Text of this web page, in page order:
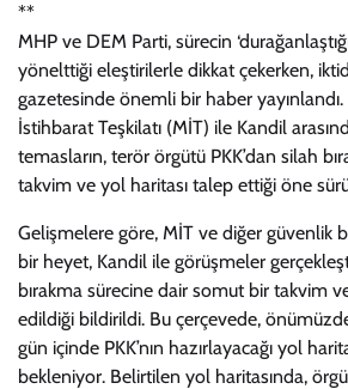
**
MHP ve DEM Parti, sürecin
yönelttiği eleştirilerle dikkat çekerken,
gazetesinde önemli bir haber
İstihbarat Teşkilatı (MİT) ile Kandil
temasların, terör örgütü PKK’dan silah
takvim ve yol haritası talep ettiği öne
Gelişmelere göre, MİT ve diğer güvenlik
bir heyet, Kandil ile görüşmeler
bırakma sürecine dair somut bir takvim
edildiği bildirildi. Bu çerçevede,
gün içinde PKK’nın hazırlayacağı yol
bekleniyor. Belirtilen yol haritasında,